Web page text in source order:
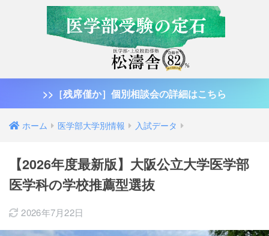
>>［残席僅か］個別相談会の詳細はこちら
ホーム 医学部大学別情報 入試データ
【2026年度最新版】大阪公立大学医学部
医学科の学校推薦型選抜
2026年7月22日